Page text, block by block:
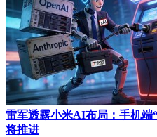
雷军透露小米AI布局：手机端
将推进